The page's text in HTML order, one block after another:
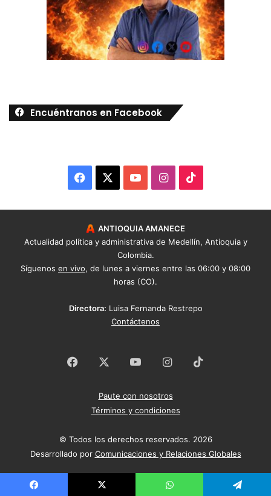
Encuéntranos en Facebook
Facebook YouTubeInstagram
ANTIOQUIA AMANECE
Actualidad política y administrativa de Medellín, Antioquia y
Colombia.
Síguenos en vivo, de lunes a viernes entre las 06:00 y 08:00
horas (CO).
Directora: Luisa Fernanda Restrepo
Contáctenos
Facebook YouTubeInstagram
Paute con nosotros
Términos y condiciones
© Todos los derechos reservados. 2026
Desarrollado por Comunicaciones y Relaciones Globales